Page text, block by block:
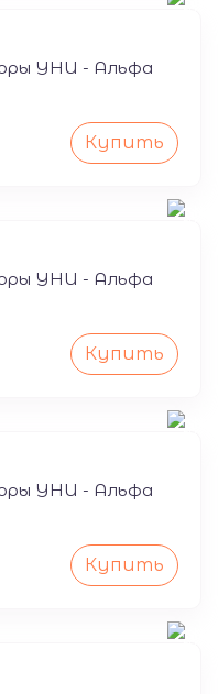
50
УНИ - Альфа
Купить
50
УНИ - Альфа
Купить
50
УНИ - Альфа
Купить
50